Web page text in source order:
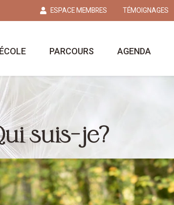
ESPACE MEMBRES TÉMOIGNAGES
PARCOURS AGENDA
suis-je?